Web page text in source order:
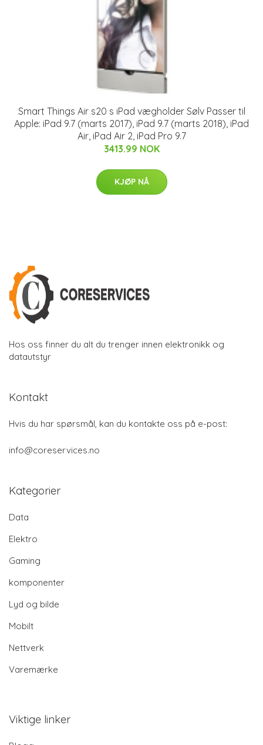
Smart Things Air s20 s iPad vægholder Sølv Passer til
Apple: iPad 9.7 (marts 2017), iPad 9.7 (marts 2018), iPad
Air, iPad Air 2, iPad Pro 9.7
3413.99 NOK
KJØP NÅ
Hos oss finner du alt du trenger innen elektronikk og
datautstyr
Kontakt
Hvis du har spørsmål, kan du kontakte oss på e-post:
info@coreservices.no
Kategorier
Data
Elektro
Gaming
komponenter
Lyd og bilde
Mobilt
Nettverk
Varemærke
Viktige linker